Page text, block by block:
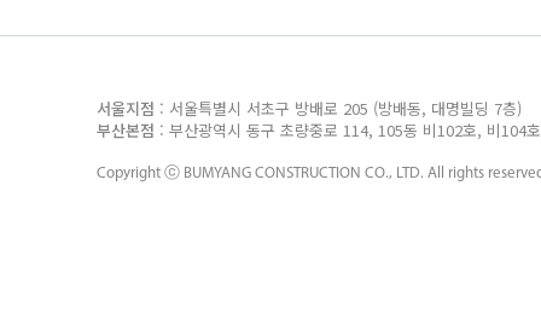
서울지점 : 서울특별시 서초구 방배로 205 (방배동, 대명빌딩 7
부산본점 : 부산광역시 동구 초량중로 114, 105동 비102호, 비104
Copyright ⓒ BUMYANG CONSTRUCTION CO., LTD. All rights